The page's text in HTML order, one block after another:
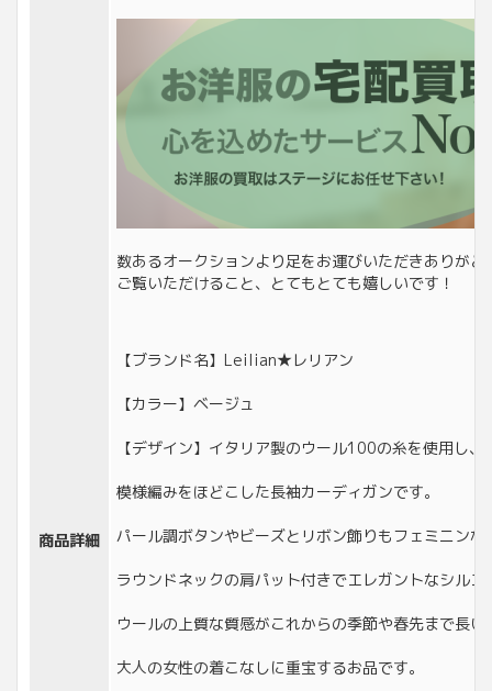
商品詳細
数あるオークションより足をお運びいただきありがと
ご覧いただけること、とてもとても嬉しいです！
【ブランド名】Leilian★レリアン
【カラー】ベージュ
【デザイン】イタリア製のウール100の糸を使用し
模様編みをほどこした長袖カーディガンです。
パール調ボタンやビーズとリボン飾りもフェミニン
ラウンドネックの肩パット付きでエレガントなシル
ウールの上質な質感がこれからの季節や春先まで長
大人の女性の着こなしに重宝するお品です。